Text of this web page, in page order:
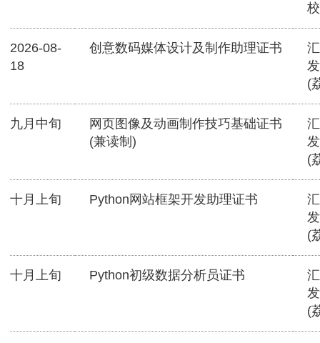
2026-08-
18
创意数码媒体设计及制作助理证书
(
九月中旬
网页图像及动画制作技巧基础证书
(兼读制)
(
十月上旬 Python网站框架开发助理证书
(
十月上旬 Python初级数据分析员证书
(